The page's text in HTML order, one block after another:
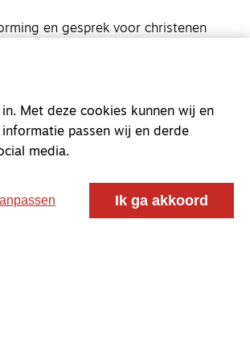
en gesprek voor christenen
Met deze cookies kunnen wij en
passen wij en derde
media.
Ik ga akkoord